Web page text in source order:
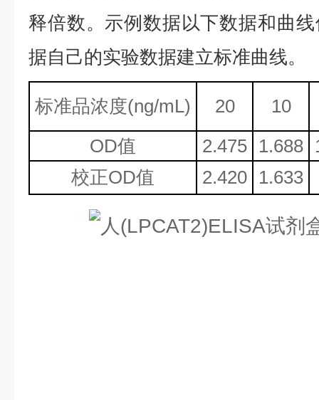
释倍数。示例数据以下数据和曲
据自己的实验数据建立标准曲线。
标准品浓度(ng/mL) 20
10
OD值
2.475 1.688
校正OD值 2.420 1.633